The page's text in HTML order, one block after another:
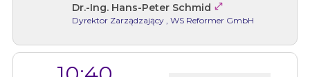
Dr.-Ing. Hans-Peter Schmid 
Dyrektor Zarządzający , WS Reformer GmbH